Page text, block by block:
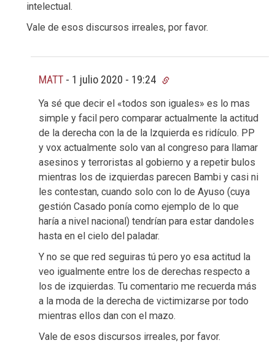
intelectual.
Vale de esos discursos irreales, por favor.
MATT - 1 julio 2020 - 19:24
Ya sé que decir el «todos son iguales» es lo mas
simple y facil pero comparar actualmente la actitud
de la derecha con la de la lzquierda es ridículo. PP
y vox actualmente solo van al congreso para llamar
asesinos y terroristas al gobierno y a repetir bulos
mientras los de izquierdas parecen Bambi y casi ni
les contestan, cuando solo con lo de Ayuso (cuya
gestión Casado ponía como ejemplo de lo que
haría a nivel nacional) tendrían para estar dandoles
hasta en el cielo del paladar.
Y no se que red seguiras tú pero yo esa actitud la
veo igualmente entre los de derechas respecto a
los de izquierdas. Tu comentario me recuerda más
a la moda de la derecha de victimizarse por todo
mientras ellos dan con el mazo.
Vale de esos discursos irreales, por favor.